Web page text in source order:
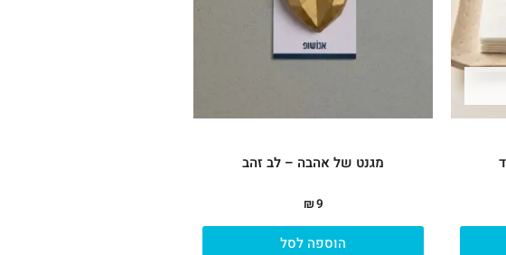
מגנט של אהבה – לב זהב
₪9
הוספה לסל